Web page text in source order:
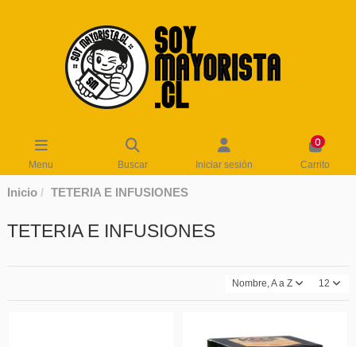
Menu Buscar Iniciar sesión
0
Carrito
Inicio TETERIA E INFUSIONES
TETERIA E INFUSIONES
Nombre, A a Z 12